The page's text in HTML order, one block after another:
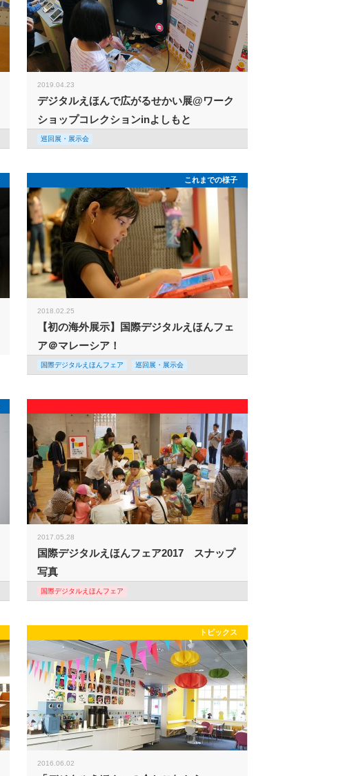
2019.04.23
デジタルえほんで広がるせかい展@ワーク
ショップコレクションinよしもと
巡回展・展示会
これまでの様子
2018.02.25
【初の海外展示】国際デジタルえほんフェ
ア＠マレーシア！
国際デジタルえほんフェア 巡回展・展示会
2017.05.28
国際デジタルえほんフェア2017 スナップ
写真
国際デジタルえほんフェア
トピックス
2016.06.02